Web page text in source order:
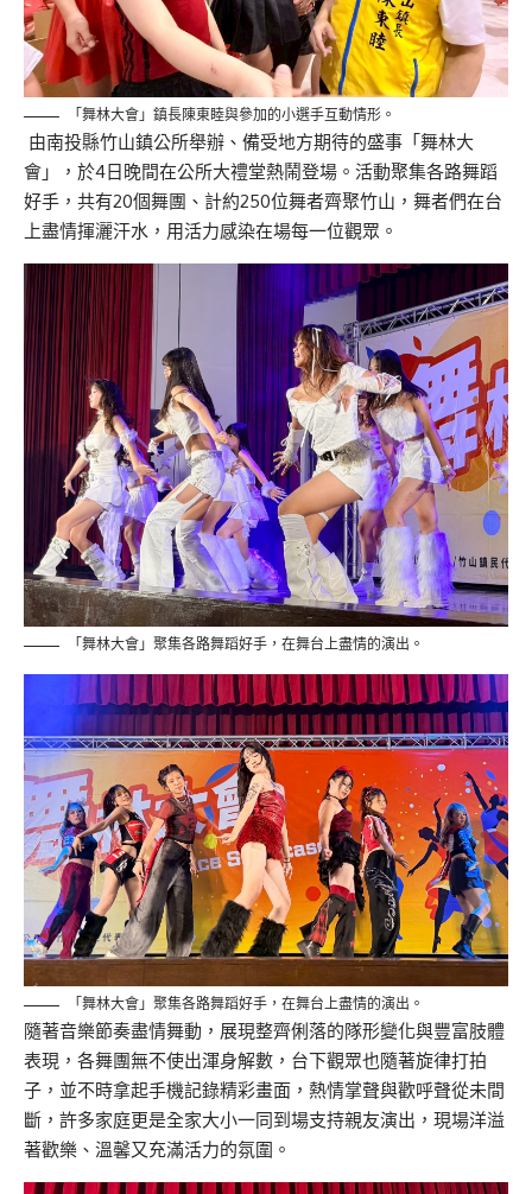
「舞林大會」鎮長陳東睦與參加的小選手互動情形。
由南投縣竹山鎮公所舉辦、備受地方期待的盛事「舞林大
會」，於4日晚間在公所大禮堂熱鬧登場。活動聚集各路舞蹈
好手，共有20個舞團、計約250位舞者齊聚竹山，舞者們在台
上盡情揮灑汗水，用活力感染在場每一位觀眾。
「舞林大會」聚集各路舞蹈好手，在舞台上盡情的演出。
「舞林大會」聚集各路舞蹈好手，在舞台上盡情的演出。
隨著音樂節奏盡情舞動，展現整齊俐落的隊形變化與豐富肢體
表現，各舞團無不使出渾身解數，台下觀眾也隨著旋律打拍
子，並不時拿起手機記錄精彩畫面，熱情掌聲與歡呼聲從未間
斷，許多家庭更是全家大小一同到場支持親友演出，現場洋溢
著歡樂、溫馨又充滿活力的氛圍。